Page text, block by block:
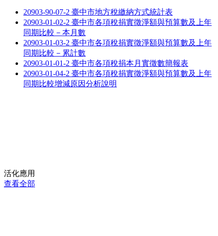
20903-90-07-2 臺中市地方稅繳納方式統計表
20903-01-02-2 臺中市各項稅捐實徵淨額與預算數及上年
同期比較－本月數
20903-01-03-2 臺中市各項稅捐實徵淨額與預算數及上年
同期比較－累計數
20903-01-01-2 臺中市各項稅捐本月實徵數簡報表
20903-01-04-2 臺中市各項稅捐實徵淨額與預算數及上年
同期比較增減原因分析說明
活化應用
查看全部